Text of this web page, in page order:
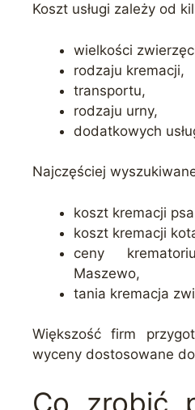
Koszt usługi zależy od
wielkości
rodzaju kremacji,
transportu,
rodzaju urny,
dodatkowych
Najczęściej
koszt kremacji
koszt kremacji
ceny
Maszewo,
tania kremacja
Większość firm
wyceny dostosowane
Co zrobić